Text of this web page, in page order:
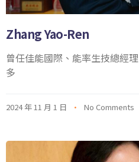
Zhang Yao-Ren
曾任佳能國際、能率生技總經
多
2024 年 11 月 1 日 No Comments